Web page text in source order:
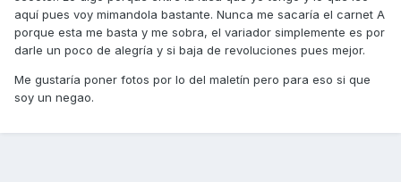
aquí pues voy mimandola bastante. Nunca me sacaría el carnet A
porque esta me basta y me sobra, el variador simplemente es por
darle un poco de alegría y si baja de revoluciones pues mejor.
Me gustaría poner fotos por lo del maletín pero para eso si que
soy un negao.